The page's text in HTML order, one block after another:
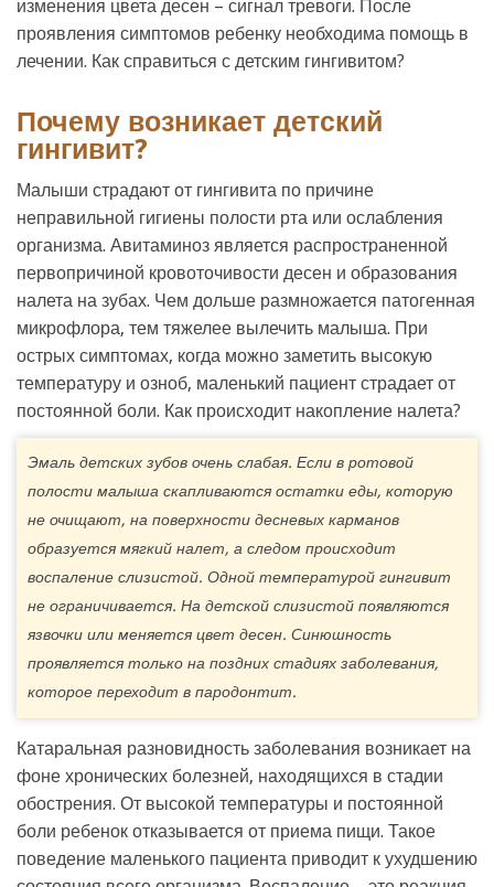
изменения цвета десен – сигнал тревоги. После
проявления симптомов ребенку необходима помощь в
лечении. Как справиться с детским гингивитом?
Почему возникает детский
гингивит?
Малыши страдают от гингивита по причине
неправильной гигиены полости рта или ослабления
организма. Авитаминоз является распространенной
первопричиной кровоточивости десен и образования
налета на зубах. Чем дольше размножается патогенная
микрофлора, тем тяжелее вылечить малыша. При
острых симптомах, когда можно заметить высокую
температуру и озноб, маленький пациент страдает от
постоянной боли. Как происходит накопление налета?
Эмаль детских зубов очень слабая. Если в ротовой
полости малыша скапливаются остатки еды, которую
не очищают, на поверхности десневых карманов
образуется мягкий налет, а следом происходит
воспаление слизистой. Одной температурой гингивит
не ограничивается. На детской слизистой появляются
язвочки или меняется цвет десен. Синюшность
проявляется только на поздних стадиях заболевания,
которое переходит в пародонтит.
Катаральная разновидность заболевания возникает на
фоне хронических болезней, находящихся в стадии
обострения. От высокой температуры и постоянной
боли ребенок отказывается от приема пищи. Такое
поведение маленького пациента приводит к ухудшению